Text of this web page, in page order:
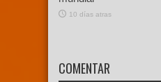
10 días atras
COMENTAR